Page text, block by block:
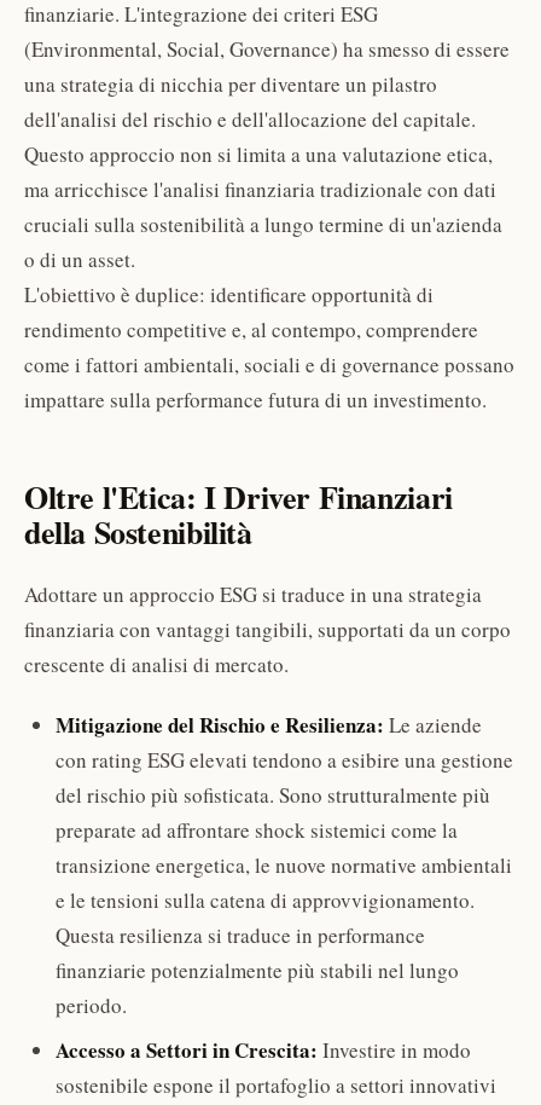
finanziarie. L'integrazione dei criteri ESG
(Environmental, Social, Governance) ha smesso di essere
una strategia di nicchia per diventare un pilastro
dell'analisi del rischio e dell'allocazione del capitale.
Questo approccio non si limita a una valutazione etica,
ma arricchisce l'analisi finanziaria tradizionale con dati
cruciali sulla sostenibilità a lungo termine di un'azienda
o di un asset.
L'obiettivo è duplice: identificare opportunità di
rendimento competitive e, al contempo, comprendere
come i fattori ambientali, sociali e di governance possano
impattare sulla performance futura di un investimento.
Oltre l'Etica: I Driver Finanziari
della Sostenibilità
Adottare un approccio ESG si traduce in una strategia
finanziaria con vantaggi tangibili, supportati da un corpo
crescente di analisi di mercato.
Mitigazione del Rischio e Resilienza: Le aziende
con rating ESG elevati tendono a esibire una gestione
del rischio più sofisticata. Sono strutturalmente più
preparate ad affrontare shock sistemici come la
transizione energetica, le nuove normative ambientali
e le tensioni sulla catena di approvvigionamento.
Questa resilienza si traduce in performance
finanziarie potenzialmente più stabili nel lungo
periodo.
Accesso a Settori in Crescita: Investire in modo
sostenibile espone il portafoglio a settori innovativi